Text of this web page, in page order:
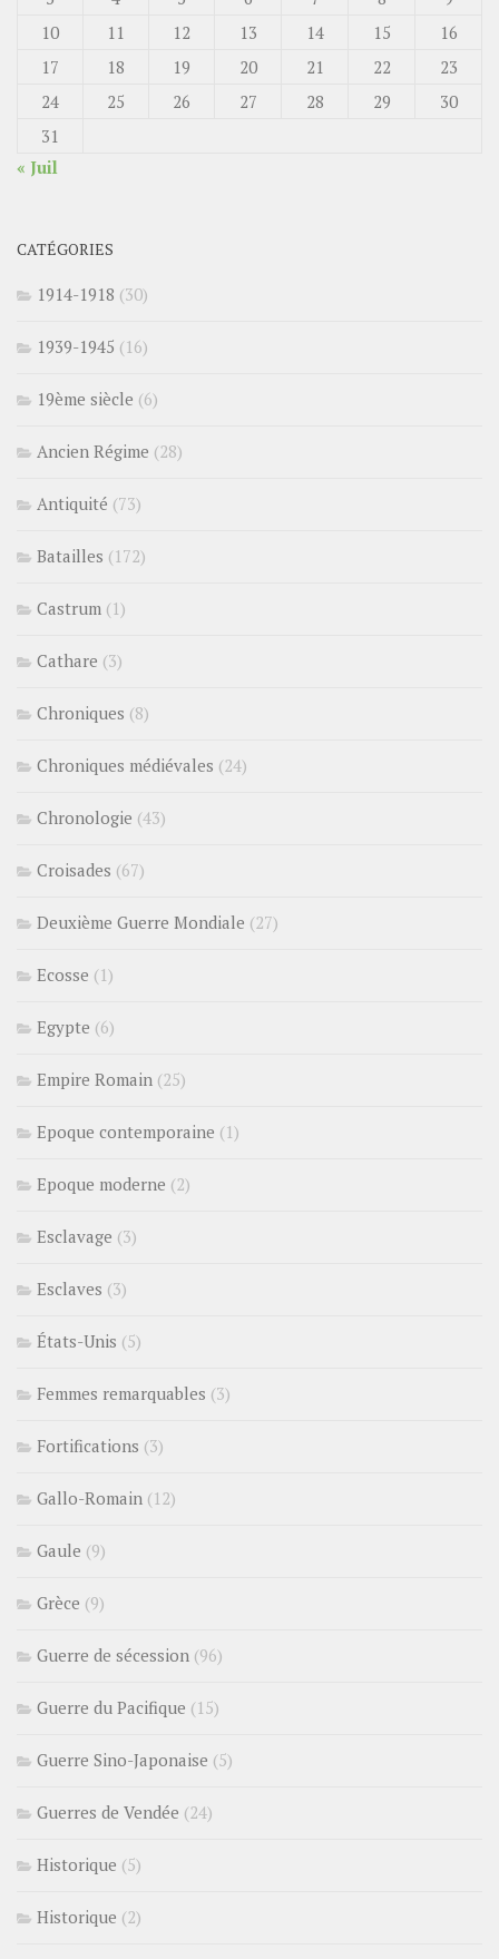
10
11 12 13 14 15
16
17
18 19 20 21 22
23
24
25 26 27 28 29
30
31
« Juil
CATÉGORIES
1914-1918 (30)
1939-1945 (16)
19ème siècle (6)
Ancien Régime (28)
Antiquité (73)
Batailles (172)
Castrum (1)
Cathare (3)
Chroniques (8)
Chroniques médiévales (24)
Chronologie (43)
Croisades (67)
Deuxième Guerre Mondiale (27)
Ecosse (1)
Egypte (6)
Empire Romain (25)
Epoque contemporaine (1)
Epoque moderne (2)
Esclavage (3)
Esclaves (3)
États-Unis (5)
Femmes remarquables (3)
Fortifications (3)
Gallo-Romain (12)
Gaule (9)
Grèce (9)
Guerre de sécession (96)
Guerre du Pacifique (15)
Guerre Sino-Japonaise (5)
Guerres de Vendée (24)
Historique (5)
Historique (2)